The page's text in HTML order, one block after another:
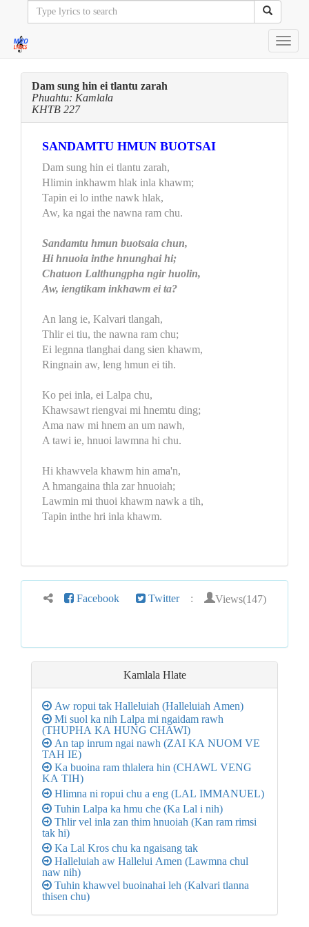
Dam sung hin ei tlantu zarah
Phuahtu: Kamlala
KHTB 227
SANDAMTU HMUN BUOTSAI
Dam sung hin ei tlantu zarah,
Hlimin inkhawm hlak inla khawm;
Tapin ei lo inthe nawk hlak,
Aw, ka ngai the nawna ram chu.
Sandamtu hmun buotsaia chun,
Hi hnuoia inthe hnunghai hi;
Chatuon Lalthungpha ngir huolin,
Aw, iengtikam inkhawm ei ta?
An lang ie, Kalvari tlangah,
Thlir ei tiu, the nawna ram chu;
Ei legnna tlanghai dang sien khawm,
Ringnain aw, leng hmun ei tih.
Ko pei inla, ei Lalpa chu,
Khawsawt riengvai mi hnemtu ding;
Ama naw mi hnem an um nawh,
A tawi ie, hnuoi lawmna hi chu.
Hi khawvela khawm hin ama'n,
A hmangaina thla zar hnuoiah;
Lawmin mi thuoi khawm nawk a tih,
Tapin inthe hri inla khawm.
Facebook Twitter : Views(147)
Kamlala Hlate
Aw ropui tak Halleluiah (Halleluiah Amen)
Mi suol ka nih Lalpa mi ngaidam rawh
(THUPHA KA HUNG CHAWI)
An tap inrum ngai nawh (ZAI KA NUOM VE
TAH IE)
Ka buoina ram thlalera hin (CHAWL VENG
KA TIH)
Hlimna ni ropui chu a eng (LAL IMMANUEL)
Tuhin Lalpa ka hmu che (Ka Lal i nih)
Thlir vel inla zan thim hnuoiah (Kan ram rimsi
tak hi)
Ka Lal Kros chu ka ngaisang tak
Halleluiah aw Hallelui Amen (Lawmna chul
naw nih)
Tuhin khawvel buoinahai leh (Kalvari tlanna
thisen chu)